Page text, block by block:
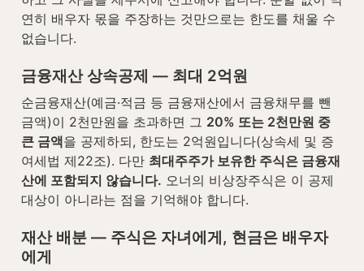
연히 배우자 몫을 주장하는 것만으로는 한도를 채울 수
없습니다.
금융재산 상속공제 — 최대 2억원
순금융재산(예금·적금 등 금융재산에서 금융채무를 뺀
금액)이 2천만원을 초과하면 그 20% 또는 2천만원 중
큰 금액을 공제하되, 한도는 2억원입니다(상속세 및 증
여세법 제22조). 다만 최대주주가 보유한 주식은 금융재
산에 포함되지 않습니다. 오너의 비상장주식은 이 공제
대상이 아니라는 점을 기억해야 합니다.
재산 배분 — 주식은 자녀에게, 현금은 배우자
에게